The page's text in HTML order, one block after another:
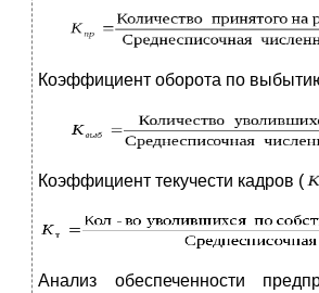
Коэффициент оборота по
Коэффициент текучести кадров (
Анализ обеспеченности